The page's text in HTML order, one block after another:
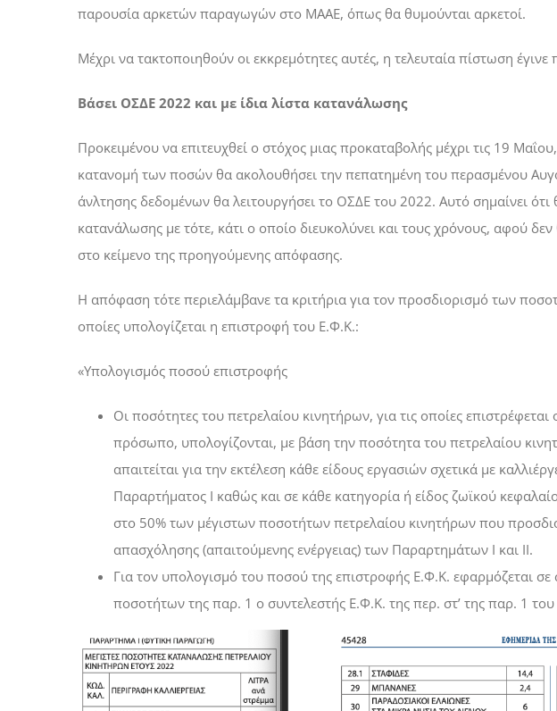
παρουσία αρκετών παραγωγών στο ΜΑΑΕ, όπως θα θυμούνται αρκετοί.
Μέχρι να τακτοποιηθούν οι εκκρεμότητες αυτές, η τελευταία πίστωση
Βάσει ΟΣΔΕ 2022 και με ίδια λίστα κατανάλωσης
Προκειμένου να επιτευχθεί ο στόχος μιας προκαταβολής μέχρι τις 19
κατανομή των ποσών θα ακολουθήσει την πεπατημένη του περασμένου
άνλτησης δεδομένων θα λειτουργήσει το ΟΣΔΕ του 2022. Αυτό σημαίνει ότι
κατανάλωσης με τότε, κάτι ο οποίο διευκολύνει και τους χρόνους, αφού
στο κείμενο της προηγούμενης απόφασης.
Η απόφαση τότε περιελάμβανε τα κριτήρια για τον προσδιορισμό των
οποίες υπολογίζεται η επιστροφή του Ε.Φ.Κ.:
«Υπολογισμός ποσού επιστροφής
Οι ποσότητες του πετρελαίου κινητήρων, για τις οποίες
πρόσωπο, υπολογίζονται, με βάση την ποσότητα του πετρελαίου
απαιτείται για την εκτέλεση κάθε είδους εργασιών σχετικά με
Παραρτήματος Ι καθώς και σε κάθε κατηγορία ή είδος ζωϊκού
στο 50% των μέγιστων ποσοτήτων πετρελαίου κινητήρων που
απασχόλησης (απαιτούμενης ενέργειας) των Παραρτημάτων Ι και ΙΙ.
Για τον υπολογισμό του ποσού της επιστροφής Ε.Φ.Κ. εφαρμόζεται
ποσοτήτων της παρ. 1 ο συντελεστής Ε.Φ.Κ. της περ. στ’ της παρ. 1